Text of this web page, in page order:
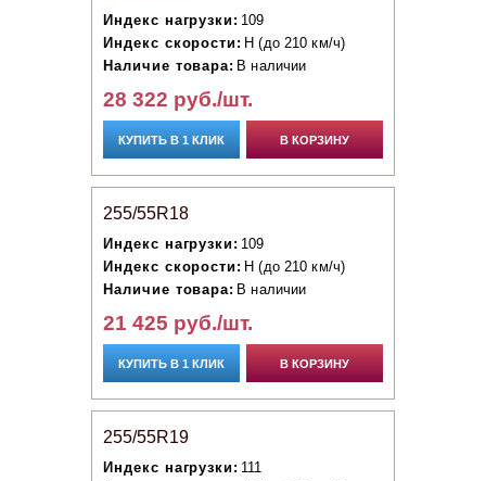
Индекс нагрузки: 109
Индекс скорости: H (до 210 км/ч)
Наличие товара: В наличии
28 322 руб./шт.
КУПИТЬ В 1 КЛИК В КОРЗИНУ
255/55R18
Индекс нагрузки: 109
Индекс скорости: H (до 210 км/ч)
Наличие товара: В наличии
21 425 руб./шт.
КУПИТЬ В 1 КЛИК В КОРЗИНУ
255/55R19
Индекс нагрузки: 111